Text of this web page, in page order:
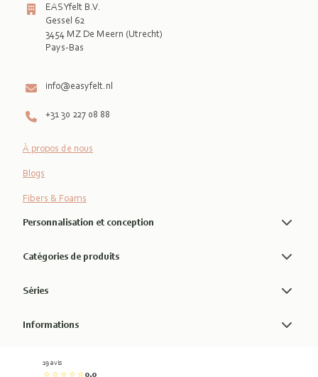
EASYfelt B.V.
Gessel 62
3454 MZ De Meern (Utrecht)
Pays-Bas
info@easyfelt.nl
+31 30 227 08 88
À propos de nous
Blogs
Fibers & Foams
Personnalisation et conception
Catégories de produits
Séries
Informations
19 avis
0.0